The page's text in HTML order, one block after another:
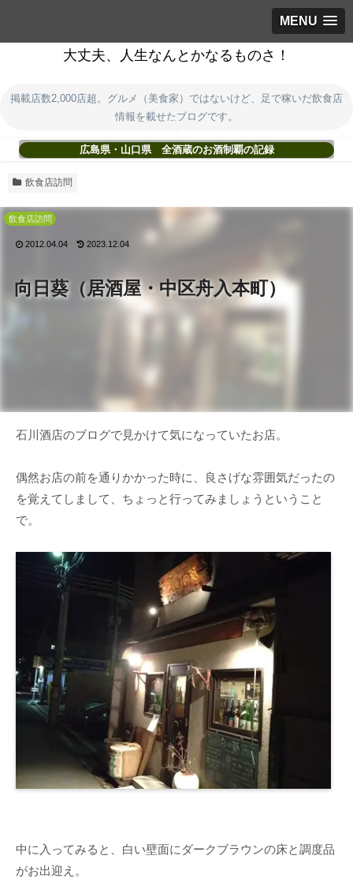
MENU
大丈夫、人生なんとかなるものさ！
掲載店数2,000店超。グルメ（美食家）ではないけど、足で稼いだ飲食店
情報を載せたブログです。
広島県・山口県 全酒蔵のお酒制覇の記録
飲食店訪問
向日葵（居酒屋・中区舟入本町）
飲食店訪問
2012.04.04 2023.12.04
石川酒店のブログで見かけて気になっていたお店。
偶然お店の前を通りかかった時に、良さげな雰囲気だったの
を覚えてしまして、ちょっと行ってみましょうということ
で。
中に入ってみると、白い壁面にダークブラウンの床と調度品
がお出迎え。